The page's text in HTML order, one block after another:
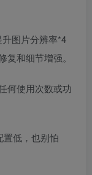
图片分辨率*4
和细节增强。
何使用次数或功
置低，也别怕